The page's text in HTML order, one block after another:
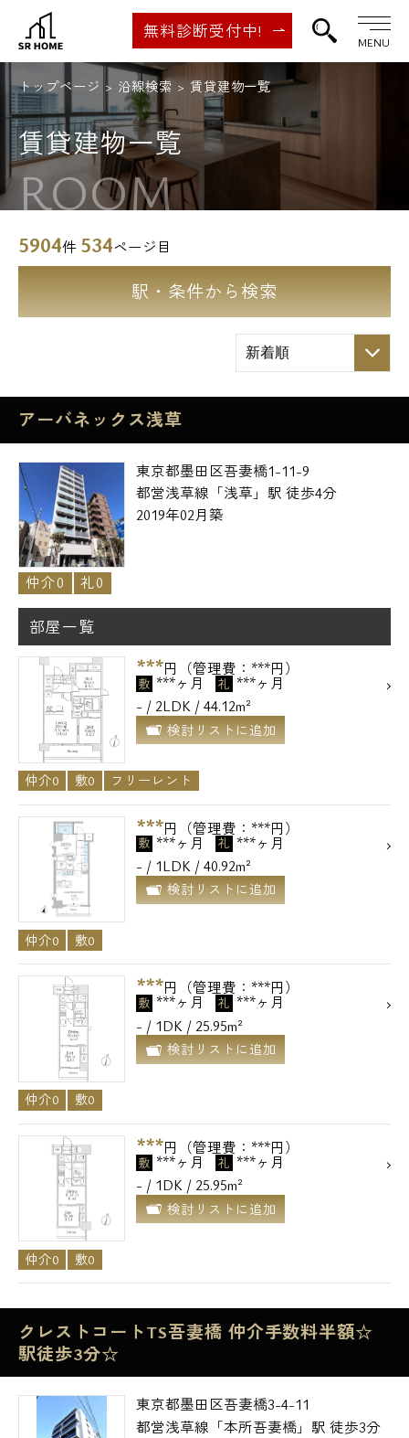
無料診断受付中!
MENU
トップページ 沿線検索 賃貸建物一覧
賃貸建物一覧
ROOM
5904件 534ページ目
駅・条件から検索
アーバネックス浅草
東京都墨田区吾妻橋1-11-9
都営浅草線「浅草」駅 徒歩4分
2019年02月築
仲介0 礼0
部屋一覧
***円（管理費：***円）
敷 ***ヶ月 礼 ***ヶ月
- / 2LDK / 44.12m²
検討リストに追加
仲介0 敷0 フリーレント
***円（管理費：***円）
敷 ***ヶ月 礼 ***ヶ月
- / 1LDK / 40.92m²
検討リストに追加
仲介0 敷0
***円（管理費：***円）
敷 ***ヶ月 礼 ***ヶ月
- / 1DK / 25.95m²
検討リストに追加
仲介0 敷0
***円（管理費：***円）
敷 ***ヶ月 礼 ***ヶ月
- / 1DK / 25.95m²
検討リストに追加
仲介0 敷0
クレストコートTS吾妻橋 仲介手数料半額☆
駅徒歩3分☆
東京都墨田区吾妻橋3-4-11
都営浅草線「本所吾妻橋」駅 徒歩3分